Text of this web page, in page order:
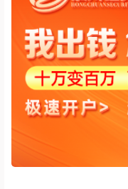
上证综指 3940.04